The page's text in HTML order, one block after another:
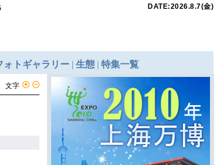
文字